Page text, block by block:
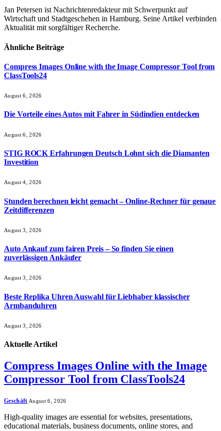
Jan Petersen ist Nachrichtenredakteur mit Schwerpunkt auf
Wirtschaft und Stadtgeschehen in Hamburg. Seine Artikel verbinden
Aktualität mit sorgfältiger Recherche.
Ähnliche Beiträge
Compress Images Online with the Image Compressor Tool from
ClassTools24
August 6, 2026
Die Vorteile eines Autos mit Fahrer in Südindien entdecken
August 6, 2026
STIG ROCK Erfahrungen Deutsch Lohnt sich die Diamanten
Investition
August 4, 2026
Stunden berechnen leicht gemacht – Online-Rechner für genaue
Zeitdifferenzen
August 3, 2026
Auto Ankauf zum fairen Preis – So finden Sie einen
zuverlässigen Ankäufer
August 3, 2026
Beste Replika Uhren Auswahl für Liebhaber klassischer
Armbanduhren
August 3, 2026
Aktuelle Artikel
Compress Images Online with the Image
Compressor Tool from ClassTools24
Geschäft August 6, 2026
High-quality images are essential for websites, presentations,
educational materials, business documents, online stores, and